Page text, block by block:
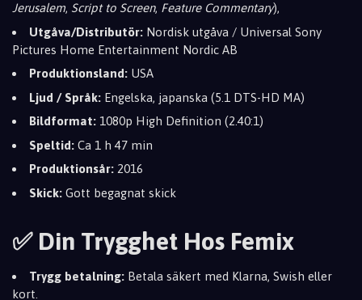
Jerusalem, Script to Screen, Feature Commentary),
Utgåva/Distributör: Nordisk utgåva / Universal Sony
Pictures Home Entertainment Nordic AB
Produktionsland: USA
Ljud / Språk: Engelska, japanska (5.1 DTS-HD MA)
Bildformat: 1080p High Definition (2.40:1)
Speltid: Ca 1 h 47 min
Produktionsår: 2016
Skick: Gott begagnat skick
✅ Din Trygghet Hos Femix
Trygg betalning: Betala säkert med Klarna, Swish eller
kort.